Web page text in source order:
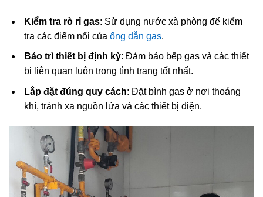
Kiểm tra rò rỉ gas: Sử dụng nước xà phòng để kiểm
tra các điểm nối của ống dẫn gas.
Bảo trì thiết bị định kỳ: Đảm bảo bếp gas và các thiết
bị liên quan luôn trong tình trạng tốt nhất.
Lắp đặt đúng quy cách: Đặt bình gas ở nơi thoáng
khí, tránh xa nguồn lửa và các thiết bị điện.